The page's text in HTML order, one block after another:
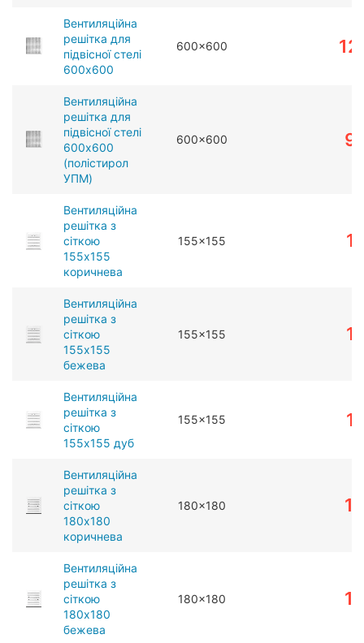
Вентиляційна
решітка для
підвісної стелі
600x600
600x600
Вентиляційна
решітка для
підвісної стелі
600x600
(полістирол
УПМ)
600x600
Вентиляційна
решітка з
сіткою
155x155
коричнева
155x155
Вентиляційна
решітка з
сіткою
155x155
бежева
155x155
Вентиляційна
решітка з
сіткою
155x155 дуб
155x155
Вентиляційна
решітка з
сіткою
180x180
коричнева
180x180
Вентиляційна
решітка з
сіткою
180x180
бежева
180x180